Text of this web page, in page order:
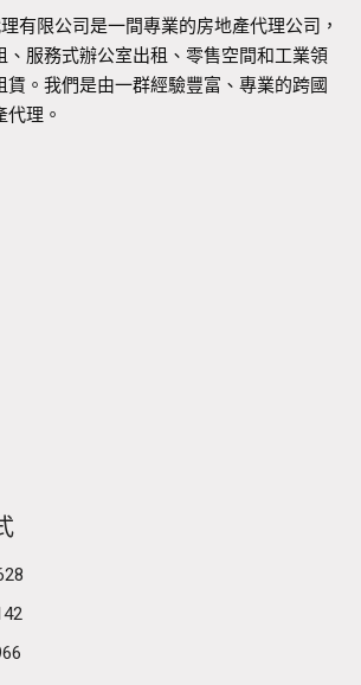
有限公司是一間專業的房地產代理公司，
、服務式辦公室出租、零售空間和工業領
賃。我們是由一群經驗豐富、專業的跨國
理。